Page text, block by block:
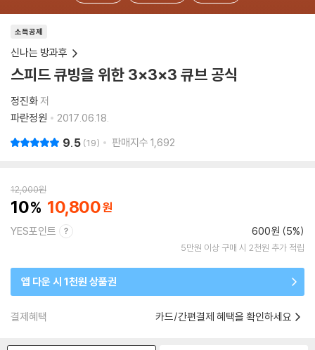
소득공제
신나는 방과후
스피드 큐빙을 위한 3×3×3 큐브 공식
정진화저
파란정원
2017.06.18.
9.5 19 판매지수 1,692
12,000원
10 10,800
YES포인트 600원 (5%)
5만원 이상 구매 시 2천원 추가 적립
앱 다운 시 1천원 상품권
결제혜택 카드/간편결제 혜택을 확인하세요